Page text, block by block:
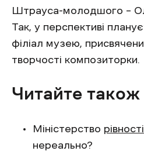
Штрауса-молодшого –
Так, у перспективі
філіал музею,
творчості композиторки.
Читайте також
Міністерство рівності
нереально?